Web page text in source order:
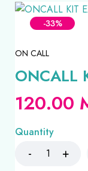
-33%
ON CALL
ONCALL
120.00
Quantity